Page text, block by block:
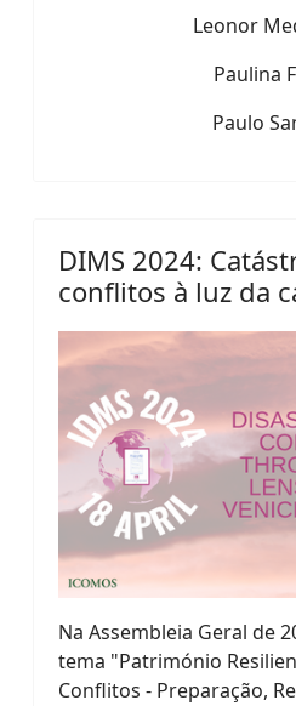
Leonor
Paulina
Paulo
DIMS 2024:
conflitos à luz da
Na Assembleia Geral de
tema "Património
Conflitos - Preparação,